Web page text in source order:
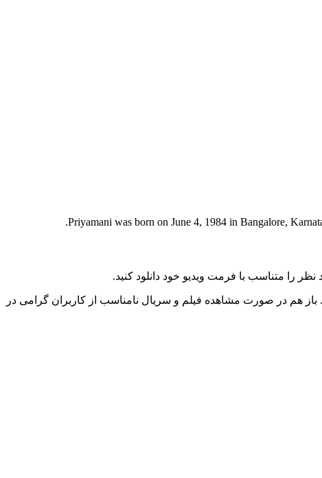
Priyamani was born on June 4, 1984 in Bangalore,
را متناسب با فرمت ویدیو خود دانلود کنید.
هم در صورت مشاهده فیلم و سریال نامناسب از کاربران گرامی در